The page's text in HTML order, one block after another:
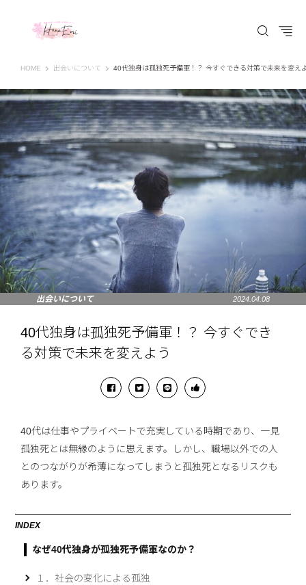
HOME はなえみ│HANAEMI│素敵な出会いを応援するWEBマガジン 広島、福山での婚活恋
出会いについて 40代独身は孤独死予備軍！？ 今すぐできる対策で未来を変え
出会いについて 2024.04.08
40代独身は孤独死予備軍！？ 今すぐでき
る対策で未来を変えよう
40代は仕事やプライベートで充実している時期であり、一見
孤独死とは無縁のように思えます。しかし、職場以外での人
とのつながりが希薄になってしまうと孤独死となるリスクも
あります。
INDEX
なぜ40代独身が孤独死予備軍なのか？
１．社会の変化による孤独